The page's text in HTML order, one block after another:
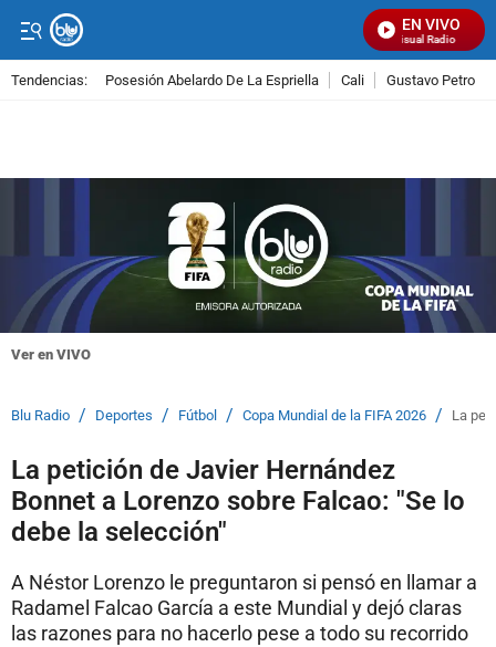
EN VIVO
Señal Visual Radio
Tendencias: Posesión Abelardo De La Espriella Cali Gustavo Petro
Ver en VIVO
Blu Radio / Deportes / Fútbol / Copa Mundial de la FIFA 2026 / La
La petición de Javier Hernández
Bonnet a Lorenzo sobre Falcao: "Se lo
debe la selección"
A Néstor Lorenzo le preguntaron si pensó en llamar a
Radamel Falcao García a este Mundial y dejó claras
las razones para no hacerlo pese a todo su recorrido